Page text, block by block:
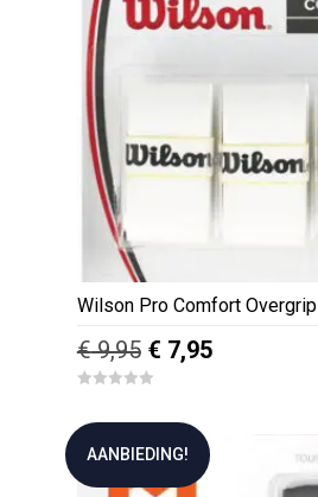
Wilson Pro Comfort Overgrip
€9,95 Oorspronkelijke
prijs
€ 9,95.
€ 7,95Huidige
u
5
AANBIEDING!